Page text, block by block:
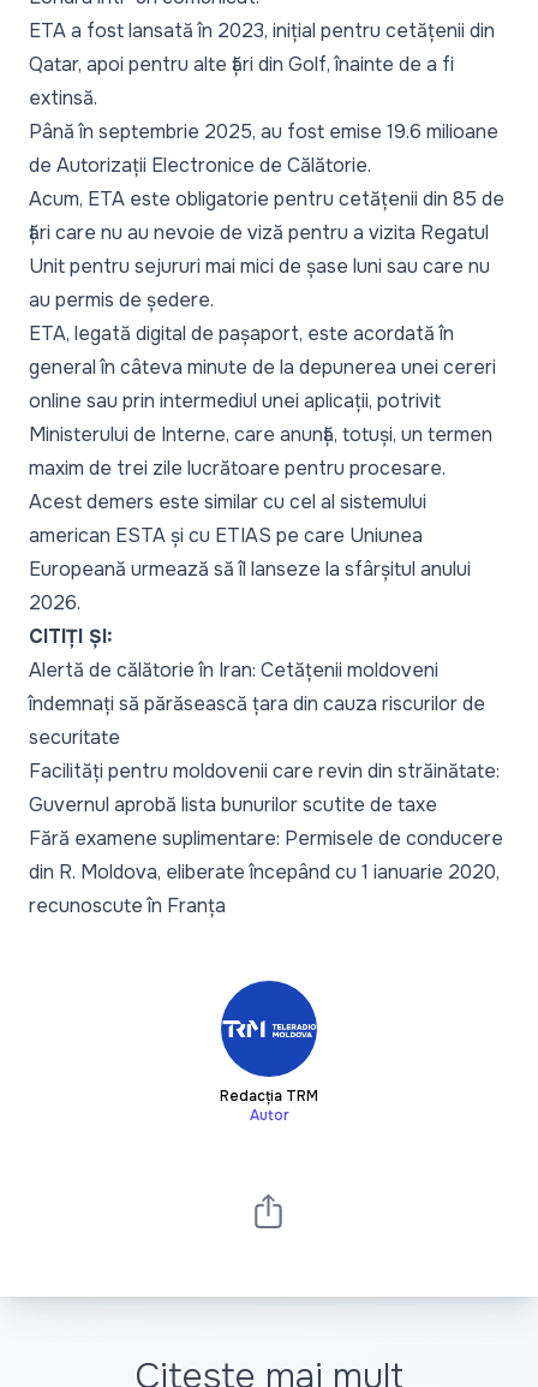
ETA a fost lansată în 2023, inițial pentru cetățenii din
Qatar, apoi pentru alte țări din Golf, înainte de a fi
extinsă.
Până în septembrie 2025, au fost emise 19.6 milioane
de Autorizații Electronice de Călătorie.
Acum, ETA este obligatorie pentru cetățenii din 85 de
țări care nu au nevoie de viză pentru a vizita Regatul
Unit pentru sejururi mai mici de șase luni sau care nu
au permis de ședere.
ETA, legată digital de pașaport, este acordată în
general în câteva minute de la depunerea unei cereri
online sau prin intermediul unei aplicații, potrivit
Ministerului de Interne, care anunță, totuși, un termen
maxim de trei zile lucrătoare pentru procesare.
Acest demers este similar cu cel al sistemului
american ESTA și cu ETIAS pe care Uniunea
Europeană urmează să îl lanseze la sfârșitul anului
2026.
CITIȚI ȘI:
Alertă de călătorie în Iran: Cetățenii moldoveni
îndemnați să părăsească țara din cauza riscurilor de
securitate
Facilități pentru moldovenii care revin din străinătate:
Guvernul aprobă lista bunurilor scutite de taxe
Fără examene suplimentare: Permisele de conducere
din R. Moldova, eliberate începând cu 1 ianuarie 2020,
recunoscute în Franța
Redacția TRM
Autor
Citește mai mult